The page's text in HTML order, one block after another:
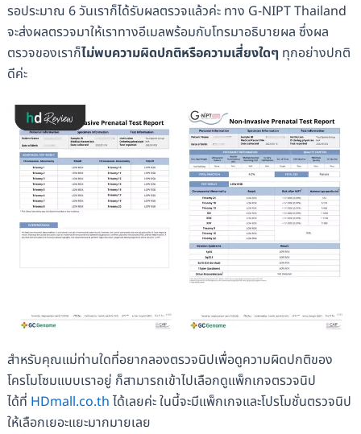
รอประมาณ 6 วันเราก็ได้รับผลตรวจแล้วค่ะ ทาง G-NIPT Thailand
จะส่งผลตรวจมาให้เราทางอีเมลพร้อมกับโทรมาอธิบายผล ซึ่งผล
ตรวจของเราก็ไม่พบความผิดปกติหรือความเสี่ยงใดๆ ทุกอย่างปกติ
ดีค่ะ
สำหรับคุณแม่ท่านใดที่อยากลองตรวจนิปเพื่อดูความผิดปกติของ
โครโมโซมแบบเราอยู่ ก็สามารถเข้าไปเลือกดูแพ็กเกจตรวจนิป
ได้ที่ HDmall.co.th ได้เลยค่ะ ในนี้จะมีแพ็กเกจและโปรโมชั่นตรวจนิป
ให้เลือกเยอะแยะมากมายเลย